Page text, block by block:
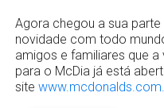
Agora chegou a sua
novidade com todo
amigos e familiares que
para o McDia já está
site